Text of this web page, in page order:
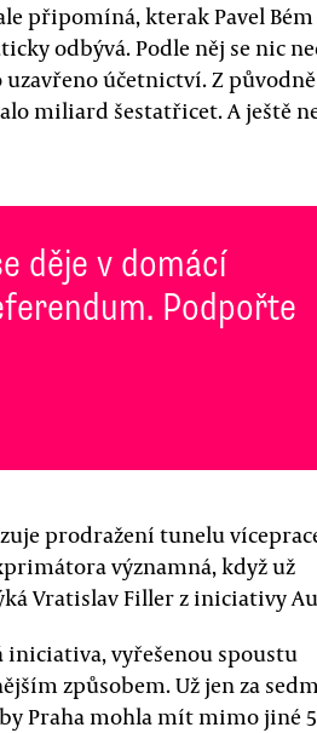
připomíná, kterak Pavel Bém
odbývá. Podle něj se nic
uzavřeno účetnictví. Z původně
miliard šestatřicet. A ještě
děje v domácí
Podpořte
prodražení tunelu
významná, když už
Vratislav Filler z iniciativy
vyřešenou spoustu
způsobem. Už jen za
Praha mohla mít mimo jiné